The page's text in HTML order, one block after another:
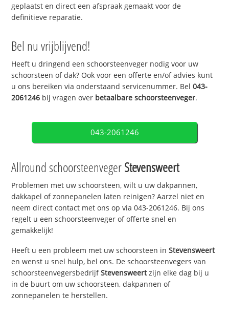
geplaatst en direct een afspraak gemaakt voor de
definitieve reparatie.
Bel nu vrijblijvend!
Heeft u dringend een schoorsteenveger nodig voor uw
schoorsteen of dak? Ook voor een offerte en/of advies kunt
u ons bereiken via onderstaand servicenummer. Bel043-
2061246 bij vragen over betaalbare schoorsteenveger.
043-2061246
Allround schoorsteenvegerStevensweert
Problemen met uw schoorsteen, wilt u uw dakpannen,
dakkapel of zonnepanelen laten reinigen? Aarzel niet en
neem direct contact met ons op via 043-2061246. Bij ons
regelt u een schoorsteenveger of offerte snel en
gemakkelijk!
Heeft u een probleem met uw schoorsteen inStevensweert
en wenst u snel hulp, bel ons. De schoorsteenvegers van
schoorsteenvegersbedrijfStevensweertzijn elke dag bij u
in de buurt om uw schoorsteen, dakpannen of
zonnepanelen te herstellen.